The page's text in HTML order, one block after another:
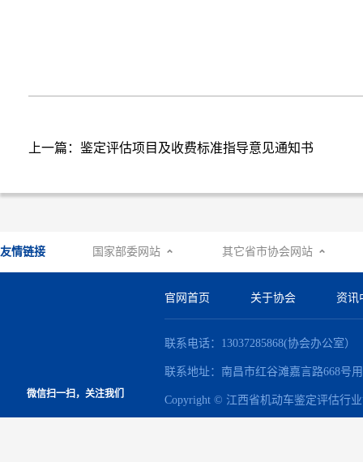
上一篇：鉴定评估项目及收费标准指导意见通知书
友情链接 国家部委网站  其它省市协会网站 
微信扫一扫，关注我们
官网首页 关于协会 资讯
联系电话：13037285868(协会办公室）
联系地址：南昌市红谷滩嘉言路668号
Copyright © 江西省机动车鉴定评估行业